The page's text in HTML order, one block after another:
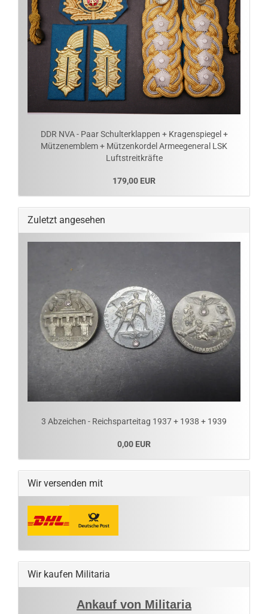
DDR NVA - Paar Schulterklappen + Kragenspiegel +
Mützenemblem + Mützenkordel Armeegeneral LSK
Luftstreitkräfte
179,00 EUR
Zuletzt angesehen
3 Abzeichen - Reichsparteitag 1937 + 1938 + 1939
0,00 EUR
Wir versenden mit
Wir kaufen Militaria
Ankauf von Militaria